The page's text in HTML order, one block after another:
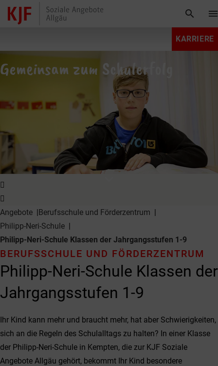
search
KARRIERE
Gemeinsam zum Schulerfolg
expand_more
Angebote
Berufsschule und Förderzentrum
Philipp-Neri-Schule
Philipp-Neri-Schule Klassen der Jahrgangsstufen 1-9
Philipp-Neri-Schule Klassen der
Jahrgangsstufen 1-9
BERUFSSCHULE UND FÖRDERZENTRUM
Ihr Kind kann mehr und braucht mehr, hat aber Schwierigkeiten,
sich an die Regeln des Schulalltags zu halten? In einer Klasse
der Philipp-Neri-Schule in Kempten, die zur KJF Soziale
Angebote Allgäu gehört, bekommt Ihr Kind besondere